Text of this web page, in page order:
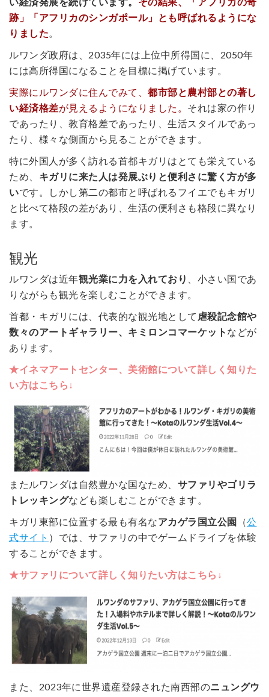
跡」「アフリカのシンガポール」とも呼ばれるようにな
りました。
ルワンダ政府は、2035年には上位中所得国に、2050年
には高所得国になることを目標に掲げています。
実際にルワンダに住んでみて、 都市部と農村部との著し
い経済格差が見えるようになりました。 それは家の作り
であったり、教育格差であったり、生活スタイルであっ
たり、様々な側面から見ることができます。
特に外国人が多く訪れる首都キガリはとても栄えている
ため、 キガリに来た人は発展ぶりと便利さに驚く方が多
いです。しかし第二の都市と呼ばれるフイエでもキガリ
と比べて格段の差があり、生活の便利さも格段に異なり
ます。
観光
ルワンダは近年観光業に力を入れており
、小さい国であ
りながらも観光を楽しむことができます。
首都・キガリには、代表的な観光地として 虐殺記念館や
数々のアートギャラリー、キミロンコマーケット などが
あります。
★イネマアートセンター、美術館について詳しく知りた
い方はこちら↓
またルワンダは自然豊かな国なため、 サファリやゴリラ
トレッキングなども楽しむことができます。
キガリ東部に位置する最も有名なアカゲラ国立公園 （公
式サイト ）では、サファリの中でゲームドライブを体験
することができます。
★サファリについて詳しく知りたい方はこちら↓
また、2023年に世界遺産登録された南西部のニュングウ